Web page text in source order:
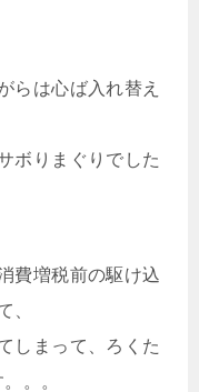
らは心ば入れ替え
ボりまぐりでした
費増税前の駆け込
、
しまって、ろくた
。。